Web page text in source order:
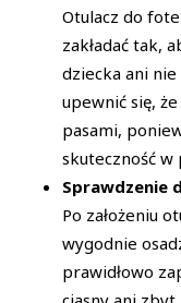
Otulacz do
zakładać tak,
dziecka ani nie
upewnić się,
pasami,
skuteczność w
Sprawdzenie
Po założeniu
wygodnie
prawidłowo